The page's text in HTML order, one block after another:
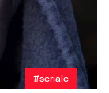
#seriale